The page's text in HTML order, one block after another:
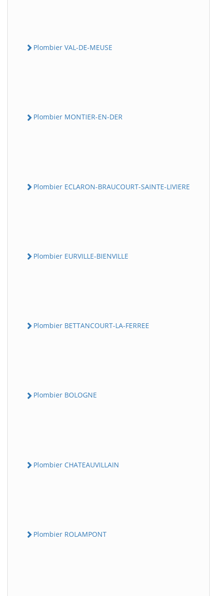
Plombier VAL-DE-MEUSE
Plombier MONTIER-EN-DER
Plombier ECLARON-BRAUCOURT-SAINTE-LIVIERE
Plombier EURVILLE-BIENVILLE
Plombier BETTANCOURT-LA-FERREE
Plombier BOLOGNE
Plombier CHATEAUVILLAIN
Plombier ROLAMPONT